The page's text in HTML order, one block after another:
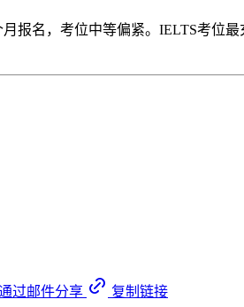
报名，考位中等偏紧。IELTS考位
过邮件分享
复制链接